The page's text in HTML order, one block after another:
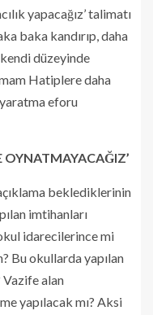
yapacağız’ talimatı
baka kandırıp, daha
düzeyinde
Hatiplere daha
eforu
OYNATMAYACAĞIZ’
beklediklerinin
imtihanları
idarecilerince mi
Bu okullarda yapılan
alan
yapılacak mı? Aksi